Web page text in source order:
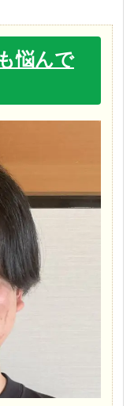
悩んで